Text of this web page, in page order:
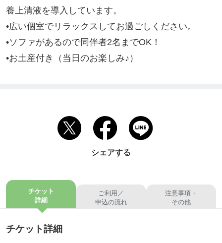
養上清液を導入しています。
•広い個室でリラックスしてお過ごしください。
•ソファがあるので同伴者2名までOK！
•お土産付き（当日のお楽しみ♪）
シェアする
チケット
詳細
ご利用／
申込の流れ
注意事項・
その他
チケット詳細